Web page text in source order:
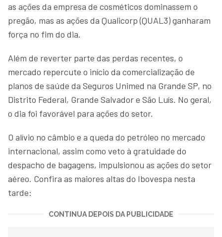
as ações da empresa de cosméticos dominassem o
pregão, mas as ações da Qualicorp (QUAL3) ganharam
força no fim do dia.
Além de reverter parte das perdas recentes, o
mercado repercute o início da comercialização de
planos de saúde da Seguros Unimed na Grande SP, no
Distrito Federal, Grande Salvador e São Luís. No geral,
o dia foi favorável para ações do setor.
O alívio no câmbio e a queda do petróleo no mercado
internacional, assim como veto à gratuidade do
despacho de bagagens, impulsionou as ações do setor
aéreo. Confira as maiores altas do Ibovespa nesta
tarde:
CONTINUA DEPOIS DA PUBLICIDADE